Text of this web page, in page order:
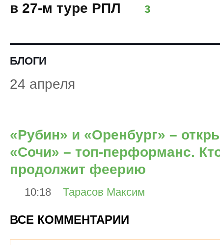
в 27-м туре РПЛ
3
БЛОГИ
24 апреля
«Рубин» и «Оренбург» –
«Сочи» – топ-перформанс.
продолжит феерию
10:18 Тарасов Максим
ВСЕ КОММЕНТАРИИ